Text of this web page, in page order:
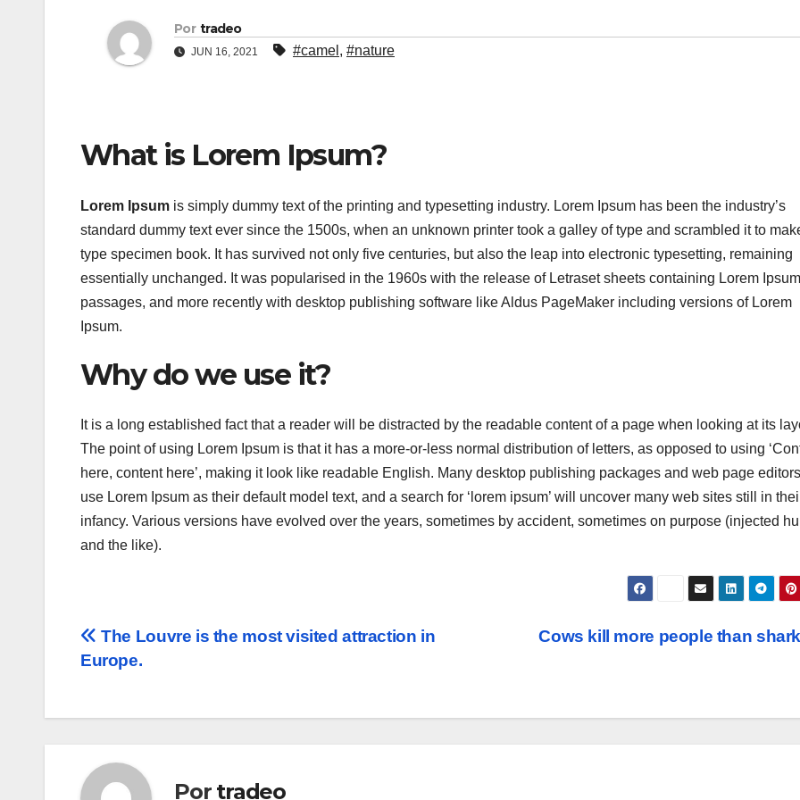
Por tradeo
JUN 16, 2021 #camel , #nature
What is Lorem Ipsum?
Lorem Ipsum is simply dummy text of the printing and typesetting industry. Lorem Ipsum has been the industry’s
standard dummy text ever since the 1500s, when an unknown printer took a galley of type and scrambled it to
type specimen book. It has survived not only five centuries, but also the leap into electronic typesetting, remaining
essentially unchanged. It was popularised in the 1960s with the release of Letraset sheets containing Lorem Ipsum
passages, and more recently with desktop publishing software like Aldus PageMaker including versions of Lorem
Ipsum.
Why do we use it?
It is a long established fact that a reader will be distracted by the readable content of a page when looking at its
The point of using Lorem Ipsum is that it has a more-or-less normal distribution of letters, as opposed to using
here, content here’, making it look like readable English. Many desktop publishing packages and web page
use Lorem Ipsum as their default model text, and a search for ‘lorem ipsum’ will uncover many web sites still in
infancy. Various versions have evolved over the years, sometimes by accident, sometimes on purpose (injected
and the like).
Navegación
entradas
Cows kill more people than
The Louvre is the most visited attraction in
Europe.
Por tradeo